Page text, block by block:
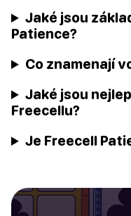
Jaké jsou
Patience?
Co znamenají
Jaké jsou
Freecellu?
Je Freecell